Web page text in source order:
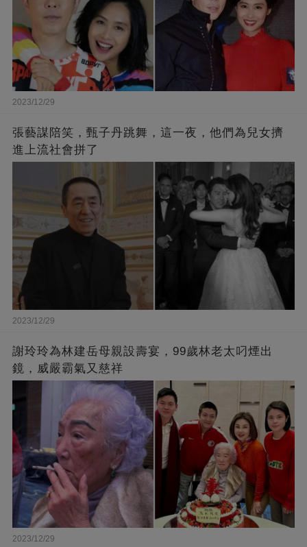
2023/12/29
張藝謀陪笑，甄子丹跳舞，這一夜，他們為兒女擠
進上流社會拼了
2023/12/29
謝玲玲為林建岳母親設壽宴，99歲林老太叼煙出
鏡，威嚴霸氣又慈祥
2023/12/29